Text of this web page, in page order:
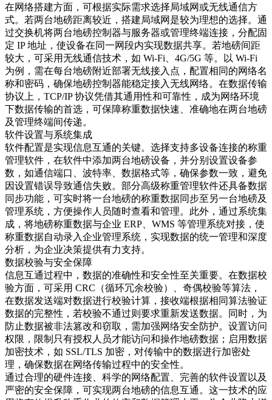
在网络搭建方面，可根据实际需求选择局域网或无线通信方
式。若两台地磅距离较近，搭建局域网是较为理想的选择。通
过交换机将两台地磅控制器与服务器或管理终端连接，分配固
定 IP 地址，使设备在同一网段内实现数据共享。若地磅间距
较大，可采用无线通信技术，如 Wi-Fi、4G/5G 等。以 Wi-Fi
为例，需在每台地磅附近部署无线接入点，配置相同的网络名
称和密码，确保地磅控制器能稳定接入无线网络。在数据传输
协议上，TCP/IP 协议凭借其通用性和可靠性，成为网络环境
下数据传输的首选，可保障称重数据快速、准确地在两台地磅
及管理终端间传递。​
软件设置与系统集成​
软件配置是实现信息互通的关键。选择支持多设备连接的称重
管理软件，在软件中添加两台地磅设备，并分别设置设备参
数，如通信端口、波特率、数据格式等，确保参数一致，避免
因设置错误导致通信失败。部分高级称重管理软件还具备数据
同步功能，可实时将一台地磅的称重数据同步至另一台地磅及
管理系统，方便操作人员随时查看和管理。此外，通过系统集
成，将地磅称重数据与企业 ERP、WMS 等管理系统对接，使
称重数据自动录入企业管理系统，实现数据的统一管理和深度
分析，为企业决策提供有力支持。​
数据校验与安全保障​
信息互通过程中，数据的准确性和安全性至关重要。在数据校
验方面，可采用 CRC（循环冗余校验）、奇偶校验等算法，
在数据发送端对数据进行校验计算，接收端根据相同算法验证
数据的完整性，若校验不通过则要求重新发送数据。同时，为
防止数据被非法篡改和窃取，需加强网络安全防护。设置访问
权限，限制只有授权人员才能访问和操作地磅数据；启用数据
加密技术，如 SSL/TLS 加密，对传输中的数据进行加密处
理，确保数据在网络传输过程中的安全性。​
通过合理的硬件连接、科学的网络配置、完善的软件设置以及
严密的安全保障，可实现两台地磅的信息互通。这一技术的应